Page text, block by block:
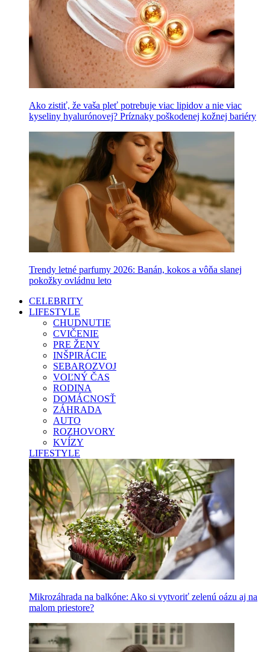
Ako zistiť, že vaša pleť potrebuje viac lipidov a nie viac
kyseliny hyalurónovej? Príznaky poškodenej kožnej bariéry
Trendy letné parfumy 2026: Banán, kokos a vôňa slanej
pokožky ovládnu leto
CELEBRITY
LIFESTYLE
CHUDNUTIE
CVIČENIE
PRE ŽENY
INŠPIRÁCIE
SEBAROZVOJ
VOĽNÝ ČAS
RODINA
DOMÁCNOSŤ
ZÁHRADA
AUTO
ROZHOVORY
KVÍZY
LIFESTYLE
Mikrozáhrada na balkóne: Ako si vytvoriť zelenú oázu aj na
malom priestore?